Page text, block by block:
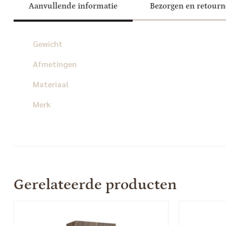
Aanvullende informatie Bezorgen en
Gewicht
Afmetingen
Materiaal
Merk
Gerelateerde producten